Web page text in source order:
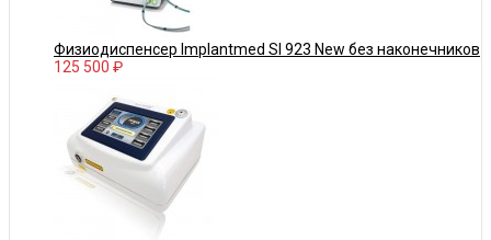
Физиодиспенсер Implantmed SI 923 New без наконечников
125 500 ₽